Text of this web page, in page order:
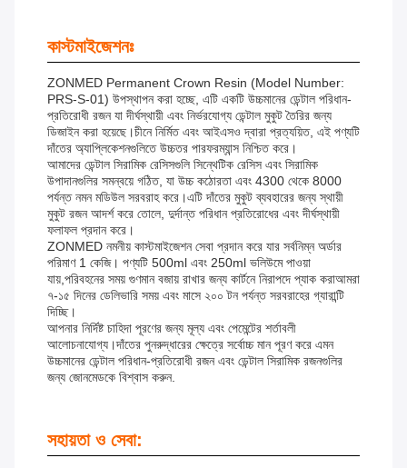
কাস্টমাইজেশনঃ
ZONMED Permanent Crown Resin (Model Number:
PRS-S-01) উপস্থাপন করা হচ্ছে, এটি একটি উচ্চমানের ডেন্টাল পরিধান-
প্রতিরোধী রজন যা দীর্ঘস্থায়ী এবং নির্ভরযোগ্য ডেন্টাল মুকুট তৈরির জন্য
ডিজাইন করা হয়েছে।চীনে নির্মিত এবং আইএসও দ্বারা প্রত্যয়িত, এই পণ্যটি
দাঁতের অ্যাপ্লিকেশনগুলিতে উচ্চতর পারফরম্যান্স নিশ্চিত করে।
আমাদের ডেন্টাল সিরামিক রেসিসগুলি সিন্থেটিক রেসিস এবং সিরামিক
উপাদানগুলির সমন্বয়ে গঠিত, যা উচ্চ কঠোরতা এবং 4300 থেকে 8000
পর্যন্ত নমন মডিউল সরবরাহ করে।এটি দাঁতের মুকুট ব্যবহারের জন্য স্থায়ী
মুকুট রজন আদর্শ করে তোলে, দুর্দান্ত পরিধান প্রতিরোধের এবং দীর্ঘস্থায়ী
ফলাফল প্রদান করে।
ZONMED নমনীয় কাস্টমাইজেশন সেবা প্রদান করে যার সর্বনিম্ন অর্ডার
পরিমাণ 1 কেজি। পণ্যটি 500ml এবং 250ml ভলিউমে পাওয়া
যায়,পরিবহনের সময় গুণমান বজায় রাখার জন্য কার্টনে নিরাপদে প্যাক করাআমরা
৭-১৫ দিনের ডেলিভারি সময় এবং মাসে ২০০ টন পর্যন্ত সরবরাহের গ্যারান্টি
দিচ্ছি।
আপনার নির্দিষ্ট চাহিদা পূরণের জন্য মূল্য এবং পেমেন্টের শর্তাবলী
আলোচনাযোগ্য।দাঁতের পুনরুদ্ধারের ক্ষেত্রে সর্বোচ্চ মান পূরণ করে এমন
উচ্চমানের ডেন্টাল পরিধান-প্রতিরোধী রজন এবং ডেন্টাল সিরামিক রজনগুলির
জন্য জোনমেডকে বিশ্বাস করুন.
সহায়তা ও সেবা: